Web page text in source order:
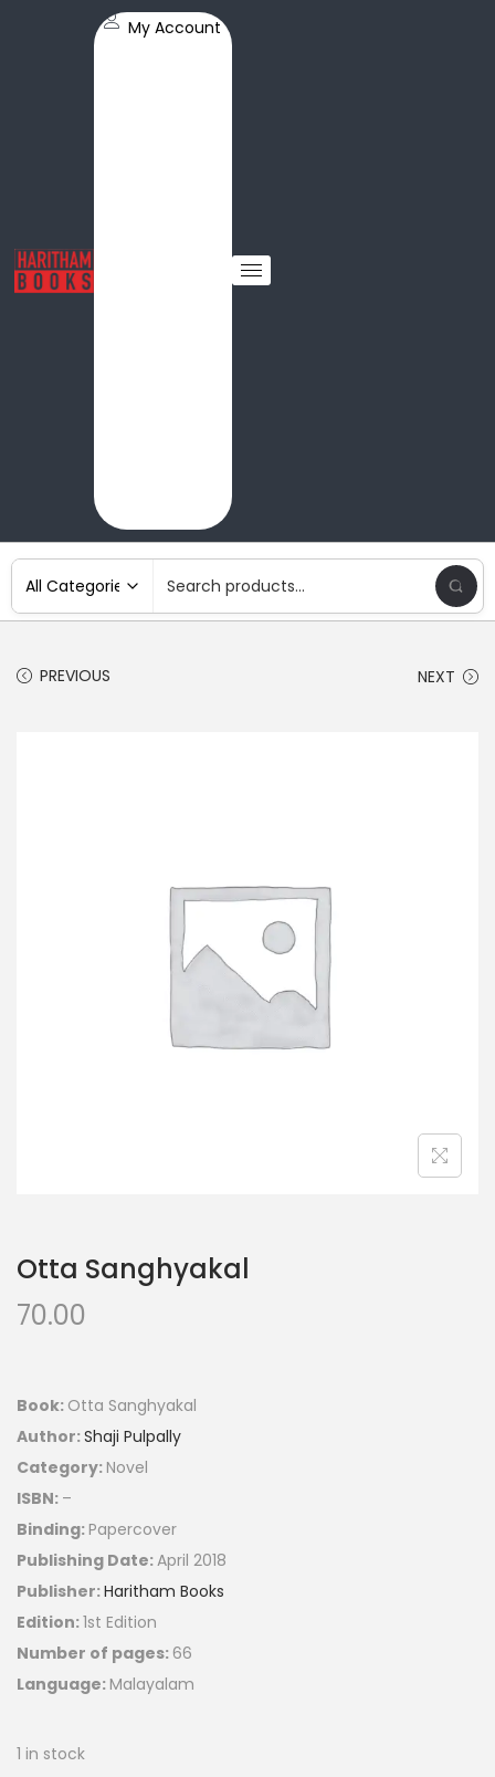
My Account
PREVIOUS NEXT
Otta Sanghyakal
70.00
Book: Otta Sanghyakal
Author:Shaji Pulpally
Category: Novel
ISBN: –
Binding: Papercover
Publishing Date:April 2018
Publisher:Haritham Books
Edition:1st Edition
Number of pages: 66
Language: Malayalam
1 in stock